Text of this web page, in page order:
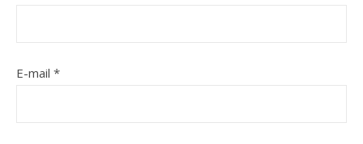
E-mail *